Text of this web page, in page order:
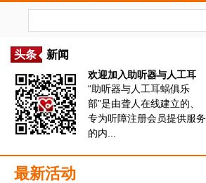
头条 新闻
欢迎加入助听器与人工耳
“助听器与人工耳蜗俱乐
部”是由聋人在线建立的、
专为听障注册会员提供服务
的内...
最新活动